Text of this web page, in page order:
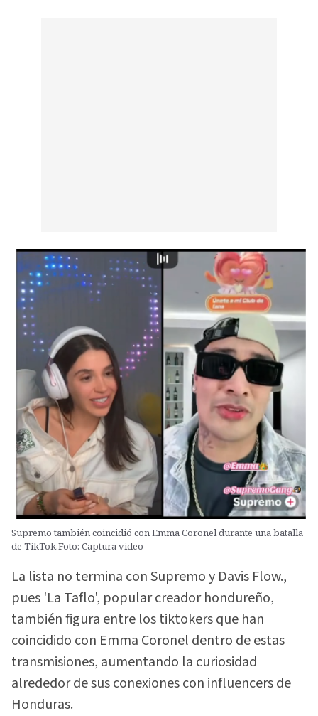
Supremo también coincidió con Emma Coronel durante una batalla
de TikTok.Foto: Captura video
La lista no termina con Supremo y Davis Flow.,
pues 'La Taflo', popular creador hondureño,
también figura entre los tiktokers que han
coincidido con Emma Coronel dentro de estas
transmisiones, aumentando la curiosidad
alrededor de sus conexiones con influencers de
Honduras.